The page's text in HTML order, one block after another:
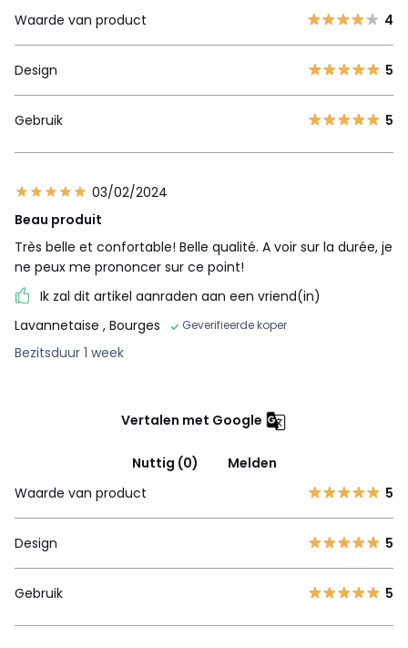
Waarde van product
4
Design 5
Gebruik 5
03/02/2024
Beau produit
Très belle et confortable! Belle qualité. A voir sur la durée, je
ne peux me prononcer sur ce point!
Ik zal dit artikel aanraden aan een vriend(in)
Lavannetaise , Bourges Geverifieerde koper
Bezitsduur 1 week
Vertalen met Google
Nuttig (0)
Melden
Waarde van product
5
Design 5
Gebruik 5